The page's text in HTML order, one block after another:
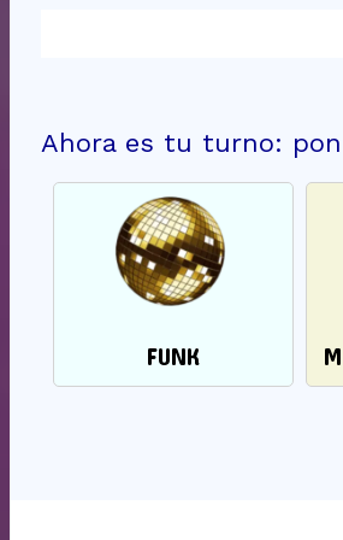
Ahora es tu turno:
FUNK